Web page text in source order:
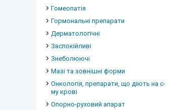
Гомеопатія
Гормональні препарати
Дерматологічні
Заспокійливі
Знеболюючі
Мазі та зовнішні форми
Онкологія, препарати, що діють на с-
му крові
Опорно-руховий апарат